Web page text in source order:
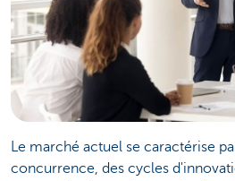
Le marché actuel se caractérise
concurrence, des cycles